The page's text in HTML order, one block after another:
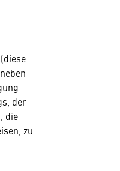
der
die
zu